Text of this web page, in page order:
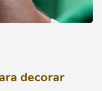
decorar